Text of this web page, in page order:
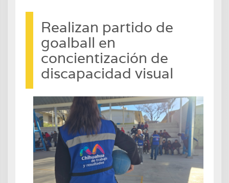
Realizan partido de
goalball en
concientización de
discapacidad visual